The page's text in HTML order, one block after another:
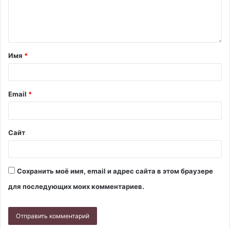
Имя *
Email *
Сайт
Сохранить моё имя, email и адрес сайта в этом браузере
для последующих моих комментариев.